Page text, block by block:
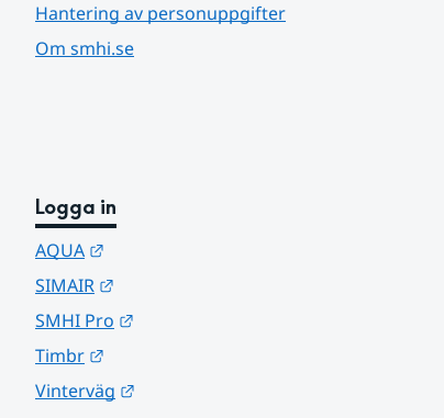
Hantering av personuppgifter
Om smhi.se
Logga in
AQUA
SIMAIR
SMHI Pro
Timbr
Vinterväg